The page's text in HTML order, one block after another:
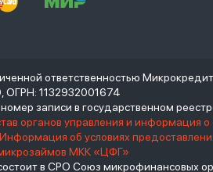
ответственностью
1132932001674
номер записи в государственном
органов управления и информация
Информация об условиях
МКК «ЦФГ»
в СРО Союз микрофинансовых